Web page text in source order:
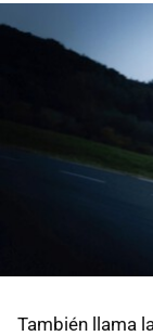
También llama